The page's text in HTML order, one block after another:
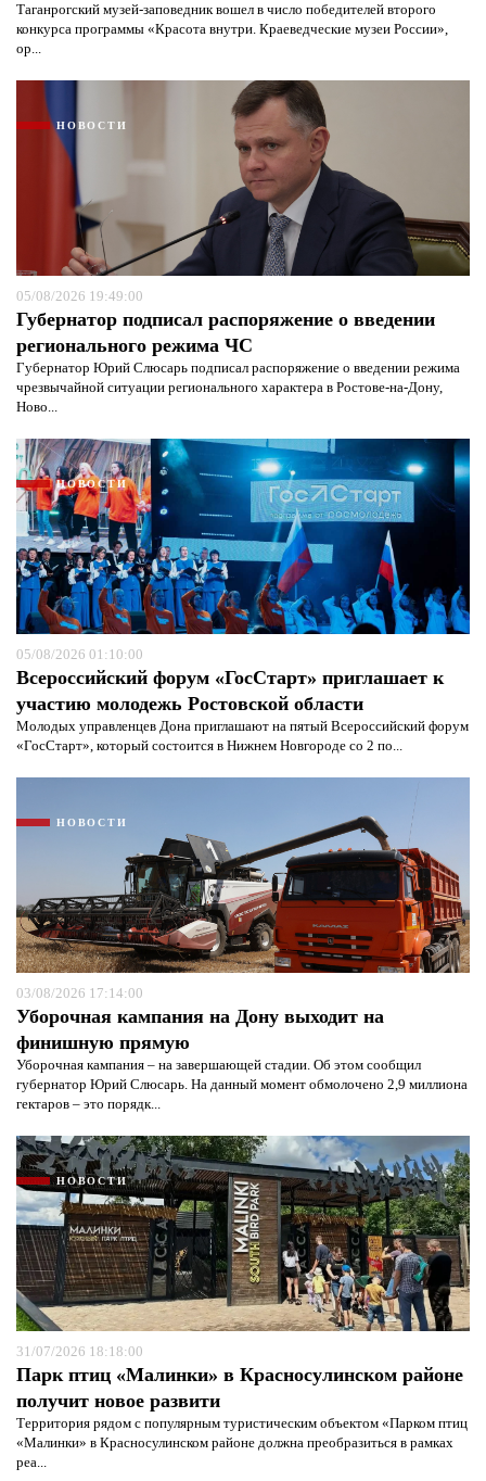
Таганрогский музей-заповедник вошел в число победителей второго
конкурса программы «Красота внутри. Краеведческие музеи России»,
ор...
НОВОСТИ
05/08/2026 19:49:00
Губернатор подписал распоряжение о введении
регионального режима ЧС
Губернатор Юрий Слюсарь подписал распоряжение о введении режима
чрезвычайной ситуации регионального характера в Ростове-на-Дону,
Ново...
НОВОСТИ
05/08/2026 01:10:00
Всероссийский форум «ГосСтарт» приглашает к
участию молодежь Ростовской области
Молодых управленцев Дона приглашают на пятый Всероссийский форум
«ГосСтарт», который состоится в Нижнем Новгороде со 2 по...
НОВОСТИ
03/08/2026 17:14:00
Уборочная кампания на Дону выходит на
финишную прямую
Уборочная кампания – на завершающей стадии. Об этом сообщил
губернатор Юрий Слюсарь. На данный момент обмолочено 2,9 миллиона
гектаров – это порядк...
НОВОСТИ
31/07/2026 18:18:00
Парк птиц «Малинки» в Красносулинском районе
получит новое развити
Территория рядом с популярным туристическим объектом «Парком птиц
«Малинки» в Красносулинском районе должна преобразиться в рамках
реа...
Я согласен сполитикой конфиденциальности и